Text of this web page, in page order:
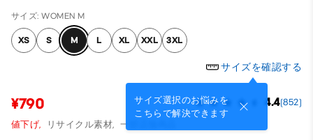
サイズ: WOMEN M
XS S M L XL XXL 3XL
サイズを確認する
サイズ選択のお悩みを
こちらで解決できます
¥790 4.4(852)
値下げ, リサイクル素材, 一部店舗商品